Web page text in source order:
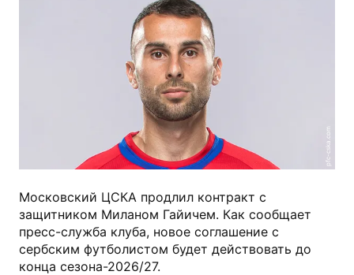
pfc-cska.com
Московский ЦСКА продлил контракт с
защитником Миланом Гайичем. Как сообщает
пресс-служба клуба, новое соглашение с
сербским футболистом будет действовать до
конца сезона-2026/27.